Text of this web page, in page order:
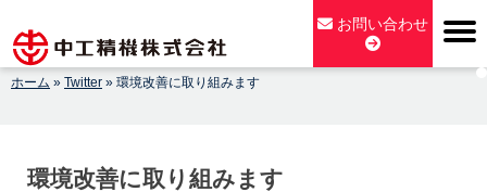
content
お問い合わせ
ホーム » Twitter » 環境改善に取り組みます
環境改善に取り組みます